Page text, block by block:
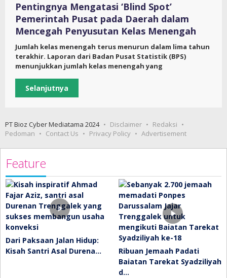
Pentingnya Mengatasi ‘Blind Spot’
Pemerintah Pusat pada Daerah dalam
Mencegah Penyusutan Kelas Menengah
Jumlah kelas menengah terus menurun dalam lima tahun
terakhir. Laporan dari Badan Pusat Statistik (BPS)
menunjukkan jumlah kelas menengah yang
Selanjutnya
PT Bioz Cyber Mediatama 2024 Disclaimer
Redaksi
Pedoman
Contact Us Privacy Policy Advertisement
Feature
Dari Paksaan Jalan Hidup:
Kisah Santri Asal Durena…
Ribuan Jemaah Padati
Baiatan Tarekat Syadziliyah
d…